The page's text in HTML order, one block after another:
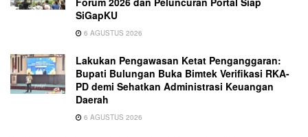
SiGapKU
6 AGUSTUS 2026
Lakukan Pengawasan Ketat Penganggaran:
Bupati Bulungan Buka Bimtek Verifikasi RKA-
PD demi Sehatkan Administrasi Keuangan
Daerah
6 AGUSTUS 2026